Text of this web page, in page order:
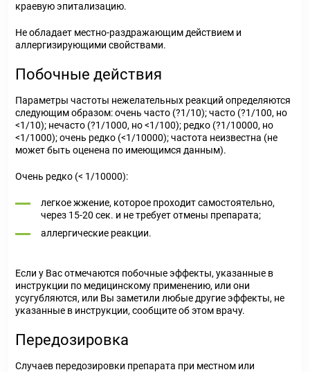
краевую эпитализацию.
Не обладает местно-раздражающим действием и
аллергизирующими свойствами.
Побочные действия
Параметры частоты нежелательных реакций определяются
следующим образом: очень часто (?1/10); часто (?1/100, но
<1/10); нечасто (?1/1000, но <1/100); редко (?1/10000, но
<1/1000); очень редко (<1/10000); частота неизвестна (не
может быть оценена по имеющимся данным).
Очень редко (< 1/10000):
легкое жжение, которое проходит самостоятельно,
через 15-20 сек. и не требует отмены препарата;
аллергические реакции.
Если у Вас отмечаются побочные эффекты, указанные в
инструкции по медицинскому применению, или они
усугубляются, или Вы заметили любые другие эффекты, не
указанные в инструкции, сообщите об этом врачу.
Передозировка
Случаев передозировки препарата при местном или